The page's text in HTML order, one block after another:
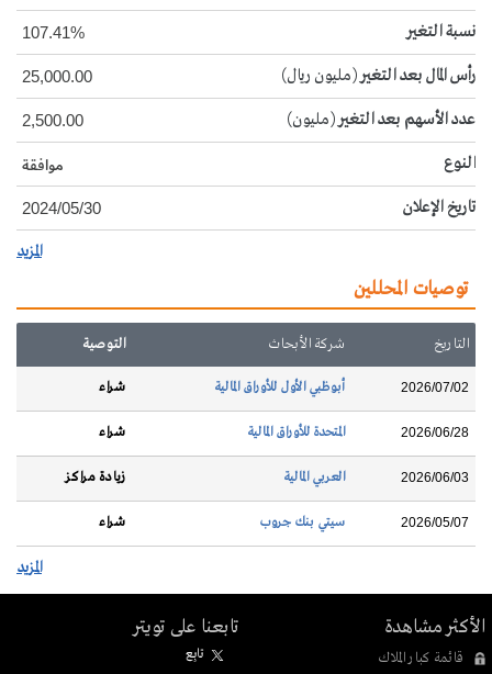
نسبة التغير 107.41%
رأس المال بعد التغير(مليون ريال) 25,000.00
عدد الأسهم بعد التغير(مليون) 2,500.00
النوع موافقة
تاريخ الإعلان 2024/05/30
المزيد
توصيات المحللين
التاريخ شركة الأبحاث التوصية
2026/07/02 أبوظبي الأول للأوراق المالية شراء
2026/06/28 المتحدة للأوراق المالية شراء
2026/06/03 العربي المالية زيادة مراكز
2026/05/07 سيتي بنك جروب شراء
المزيد
الأكثر مشاهدة
قائمة كبار الملاك
تابعنا على تويتر
تابِع